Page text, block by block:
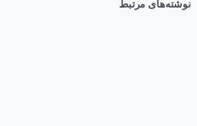
نوشته‌های مرتبط